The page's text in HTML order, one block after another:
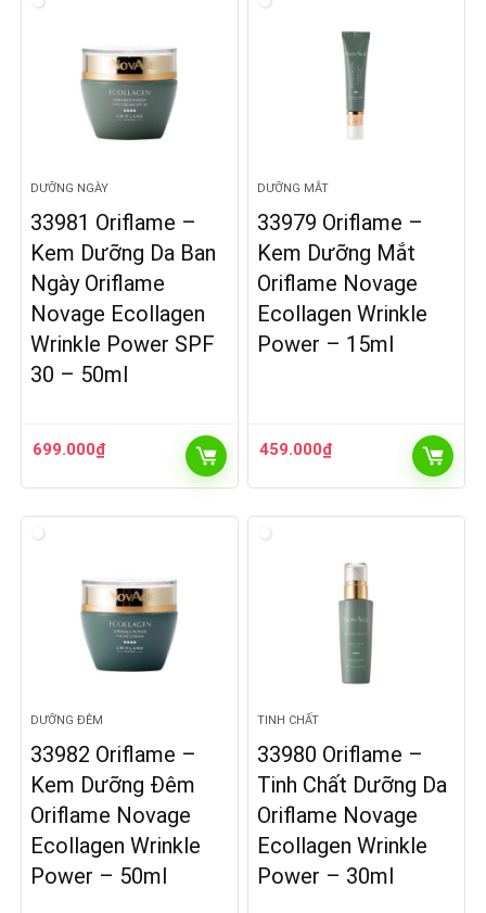
DƯỠNG NGÀY
33981 Oriflame –
Kem Dưỡng Da Ban
Ngày Oriflame
Novage Ecollagen
Wrinkle Power SPF
30 – 50ml
699.000₫
DƯỠNG MẮT
33979 Oriflame –
Kem Dưỡng Mắt
Oriflame Novage
Ecollagen Wrinkle
Power – 15ml
459.000₫
DƯỠNG ĐÊM
33982 Oriflame –
Kem Dưỡng Đêm
Oriflame Novage
Ecollagen Wrinkle
Power – 50ml
TINH CHẤT
33980 Oriflame –
Tinh Chất Dưỡng Da
Oriflame Novage
Ecollagen Wrinkle
Power – 30ml